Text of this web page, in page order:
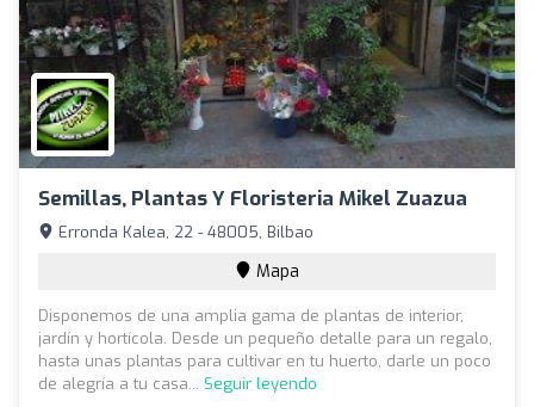
Semillas, Plantas Y Floristeria Mikel Zuazua
Erronda Kalea, 22 - 48005, Bilbao
Mapa
Disponemos de una amplia gama de plantas de interior,
jardín y hortícola. Desde un pequeño detalle para un regalo,
hasta unas plantas para cultivar en tu huerto, darle un poco
de alegría a tu casa... Seguir leyendo